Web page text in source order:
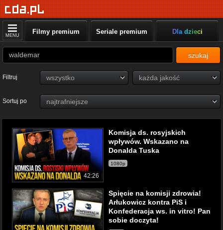
MENU Filmy premium Seriale premium Dla dzieci
szukaj
Filtruj
Sortuj po
42:26
Komisja ds. rosyjskich
wpływów. Wskazano na
Donalda Tuska
1080p
Spięcie na komisji zdrowia!
Arłukowicz kontra PiS i
Konfederacja ws. in vitro! Pan
sobie doczyta!